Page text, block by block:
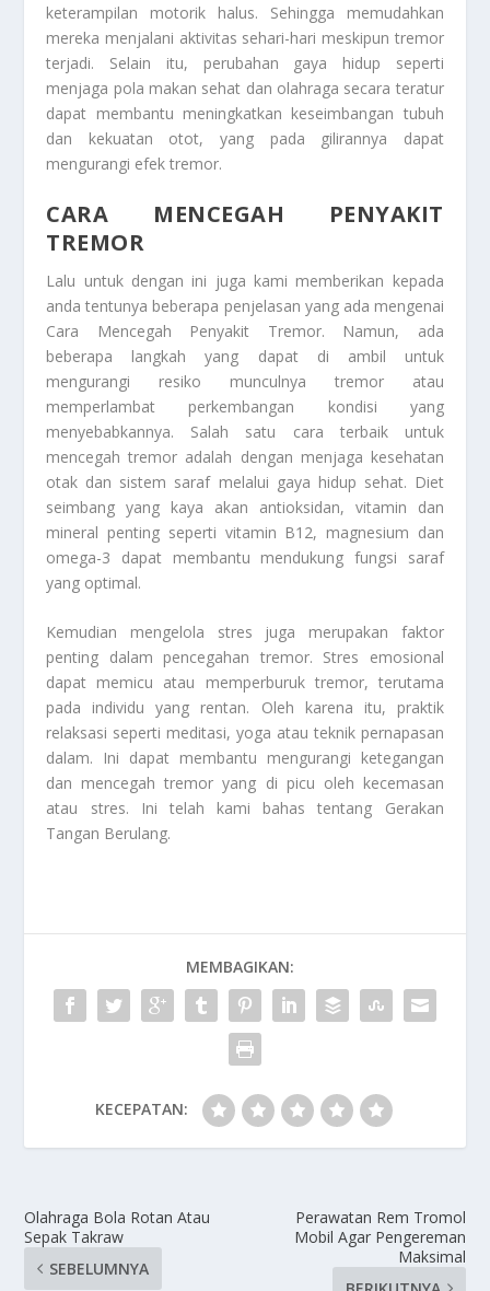
keterampilan motorik halus. Sehingga memudahkan
mereka menjalani aktivitas sehari-hari meskipun tremor
terjadi. Selain itu, perubahan gaya hidup seperti
menjaga pola makan sehat dan olahraga secara teratur
dapat membantu meningkatkan keseimbangan tubuh
dan kekuatan otot, yang pada gilirannya dapat
mengurangi efek tremor.
CARA MENCEGAH PENYAKIT
TREMOR
Lalu untuk dengan ini juga kami memberikan kepada
anda tentunya beberapa penjelasan yang ada mengenai
Cara Mencegah Penyakit Tremor. Namun, ada
beberapa langkah yang dapat di ambil untuk
mengurangi resiko munculnya tremor atau
memperlambat perkembangan kondisi yang
menyebabkannya. Salah satu cara terbaik untuk
mencegah tremor adalah dengan menjaga kesehatan
otak dan sistem saraf melalui gaya hidup sehat. Diet
seimbang yang kaya akan antioksidan, vitamin dan
mineral penting seperti vitamin B12, magnesium dan
omega-3 dapat membantu mendukung fungsi saraf
yang optimal.
Kemudian mengelola stres juga merupakan faktor
penting dalam pencegahan tremor. Stres emosional
dapat memicu atau memperburuk tremor, terutama
pada individu yang rentan. Oleh karena itu, praktik
relaksasi seperti meditasi, yoga atau teknik pernapasan
dalam. Ini dapat membantu mengurangi ketegangan
dan mencegah tremor yang di picu oleh kecemasan
atau stres. Ini telah kami bahas tentang Gerakan
Tangan Berulang.
MEMBAGIKAN:
KECEPATAN:
Olahraga Bola Rotan Atau
Sepak Takraw
SEBELUMNYA
Perawatan Rem Tromol
Mobil Agar Pengereman
Maksimal